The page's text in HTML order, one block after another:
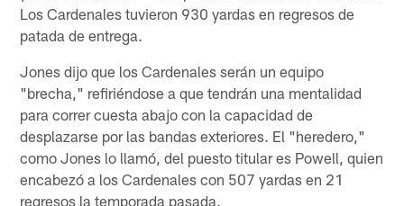
Los Cardenales tuvieron 930 yardas en regresos de
patada de entrega.
Jones dijo que los Cardenales serán un equipo
"brecha," refiriéndose a que tendrán una mentalidad
para correr cuesta abajo con la capacidad de
desplazarse por las bandas exteriores. El "heredero,"
como Jones lo llamó, del puesto titular es Powell, quien
encabezó a los Cardenales con 507 yardas en 21
regresos la temporada pasada.